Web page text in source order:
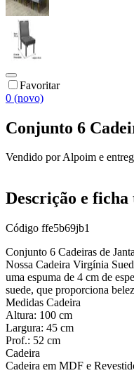
Favoritar
0 (novo)
Conjunto 6
Vendido porAlpoim e
Descrição e ficha
Código ffe5b69jb1
Conjunto 6 Cadeiras de
Nossa Cadeira Virgínia
uma espuma de 4 cm de
suede, que proporciona
Medidas Cadeira
Altura: 100 cm
Largura: 45 cm
Prof.: 52 cm
Cadeira
Cadeira em MDF e